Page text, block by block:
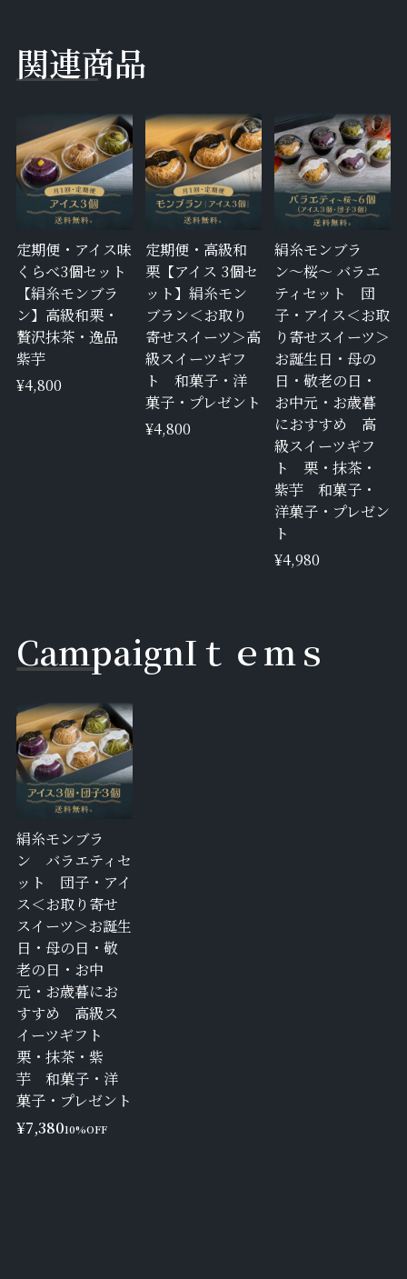
関連商品
定期便・アイス味
くらべ3個セット
【絹糸モンブラ
ン】高級和栗・
贅沢抹茶・逸品
紫芋
¥4,800
定期便・高級和
栗【アイス 3個セ
ット】絹糸モン
ブラン＜お取り
寄せスイーツ＞高
級スイーツギフ
ト 和菓子・洋
菓子・プレゼント
¥4,800
絹糸モンブラ
ン〜桜〜 バラエ
ティセット 団
子・アイス＜お取
り寄せスイーツ＞
お誕生日・母の
日・敬老の日・
お中元・お歳暮
におすすめ 高
級スイーツギフ
ト 栗・抹茶・
紫芋 和菓子・
洋菓子・プレゼン
ト
¥4,980
CampaignIｔ ｅｍｓ
絹糸モンブラ
ン バラエティセ
ット 団子・アイ
ス＜お取り寄せ
スイーツ＞お誕生
日・母の日・敬
老の日・お中
元・お歳暮にお
すすめ 高級ス
イーツギフト
栗・抹茶・紫
芋 和菓子・洋
菓子・プレゼント
¥7,38010%OFF